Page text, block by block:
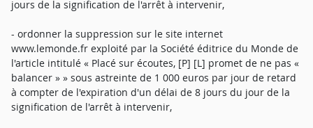
jours de la signification de l'arrêt à intervenir,
- ordonner la suppression sur le site internet
www.lemonde.fr exploité par la Société éditrice du Monde de
l'article intitulé « Placé sur écoutes, [P] [L] promet de ne pas «
balancer » » sous astreinte de 1 000 euros par jour de retard
à compter de l'expiration d'un délai de 8 jours du jour de la
signification de l'arrêt à intervenir,